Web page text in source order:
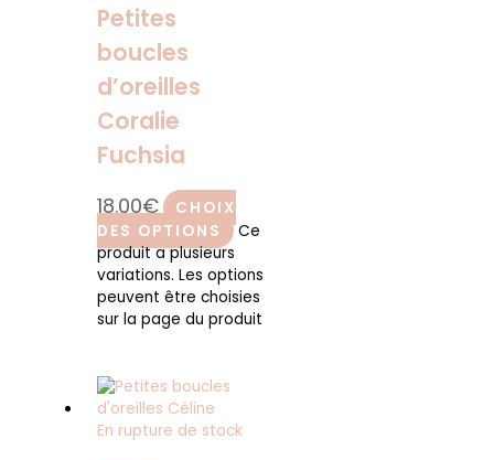
Petites
boucles
d’oreilles
Coralie
Fuchsia
18.00€
CHOIX
DES OPTIONS
Ce
produit a plusieurs
variations. Les options
peuvent être choisies
sur la page du produit
En rupture de stock